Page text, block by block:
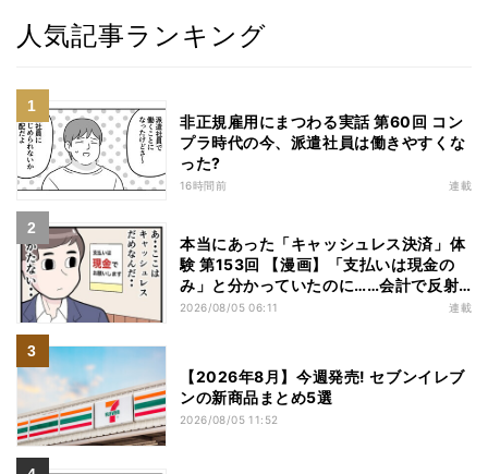
人気記事ランキング
非正規雇用にまつわる実話 第60回 コン
プラ時代の今、派遣社員は働きやすくな
った?
16時間前 連載
本当にあった「キャッシュレス決済」体
験 第153回 【漫画】「支払いは現金の
み」と分かっていたのに……会計で反射
的に出してしまったものは
2026/08/05 06:11 連載
【2026年8月】今週発売! セブンイレブ
ンの新商品まとめ5選
2026/08/05 11:52